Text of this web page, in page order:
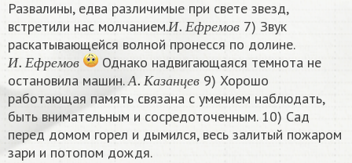
Развалины, едва различимые при свете звезд,
встретили нас молчанием.И Ефрем ов
И.Ефр емов
7) Звук
раскатывающейся волной пронесся по долине.
И Ефрем ов
И.Ефремов
Однако надвигающаяся темнота не
остановила машин.А Казан цев
А.К азанцев
9) Хорошо
работающая память связана с умением наблюдать,
быть внимательным и сосредоточенным. 10) Сад
перед домом горел и дымился, весь залитый пожаром
зари и потопом дождя.